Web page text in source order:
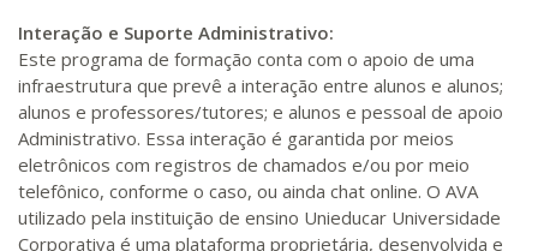
Interação e Suporte Administrativo:
Este programa de formação conta com o apoio de uma
infraestrutura que prevê a interação entre alunos e alunos;
alunos e professores/tutores; e alunos e pessoal de apoio
Administrativo. Essa interação é garantida por meios
eletrônicos com registros de chamados e/ou por meio
telefônico, conforme o caso, ou ainda chat online. O AVA
utilizado pela instituição de ensino Unieducar Universidade
Corporativa é uma plataforma proprietária, desenvolvida e